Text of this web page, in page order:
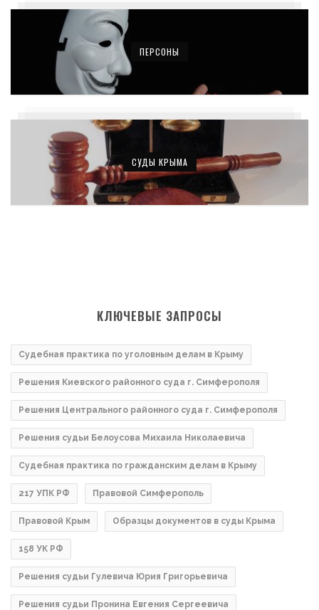
ПЕРСОНЫ
СУДЫ КРЫМА
КЛЮЧЕВЫЕ ЗАПРОСЫ
Судебная практика по уголовным делам в Крыму
Решения Киевского районного суда г. Симферополя
Решения Центрального районного суда г. Симферополя
Решения судьи Белоусова Михаила Николаевича
Судебная практика по гражданским делам в Крыму
217 УПК РФ Правовой Симферополь
Правовой Крым Образцы документов в суды Крыма
158 УК РФ
Решения судьи Гулевича Юрия Григорьевича
Решения судьи Пронина Евгения Сергеевича